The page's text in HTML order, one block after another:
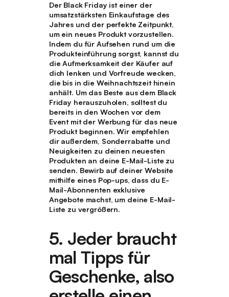
Der Black Friday ist einer der
umsatzstärksten Einkaufstage des
Jahres und der perfekte Zeitpunkt,
um ein neues Produkt vorzustellen.
Indem du für Aufsehen rund um die
Produkteinführung sorgst, kannst du
die Aufmerksamkeit der Käufer auf
dich lenken und Vorfreude wecken,
die bis in die Weihnachtszeit hinein
anhält. Um das Beste aus dem Black
Friday herauszuholen, solltest du
bereits in den Wochen vor dem
Event mit der Werbung für das neue
Produkt beginnen. Wir empfehlen
dir außerdem, Sonderrabatte und
Neuigkeiten zu deinen neuesten
Produkten an deine E-Mail-Liste zu
senden. Bewirb auf deiner Website
mithilfe eines Pop-ups, dass du E-
Mail-Abonnenten exklusive
Angebote machst, um deine E-Mail-
Liste zu vergrößern.
5. Jeder braucht
mal Tipps für
Geschenke, also